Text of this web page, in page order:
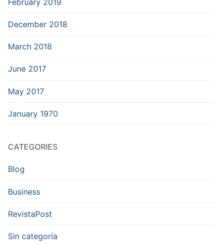
December 2018
March 2018
June 2017
May 2017
January 1970
CATEGORIES
Blog
Business
RevistaPost
Sin categoría